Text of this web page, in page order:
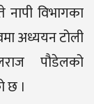
विभागका
अध्ययन टोली
पौडेलको
छ ।